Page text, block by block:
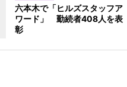
六本木で「ヒルズスタッフア
ワード」 勤続者408人を表
彰